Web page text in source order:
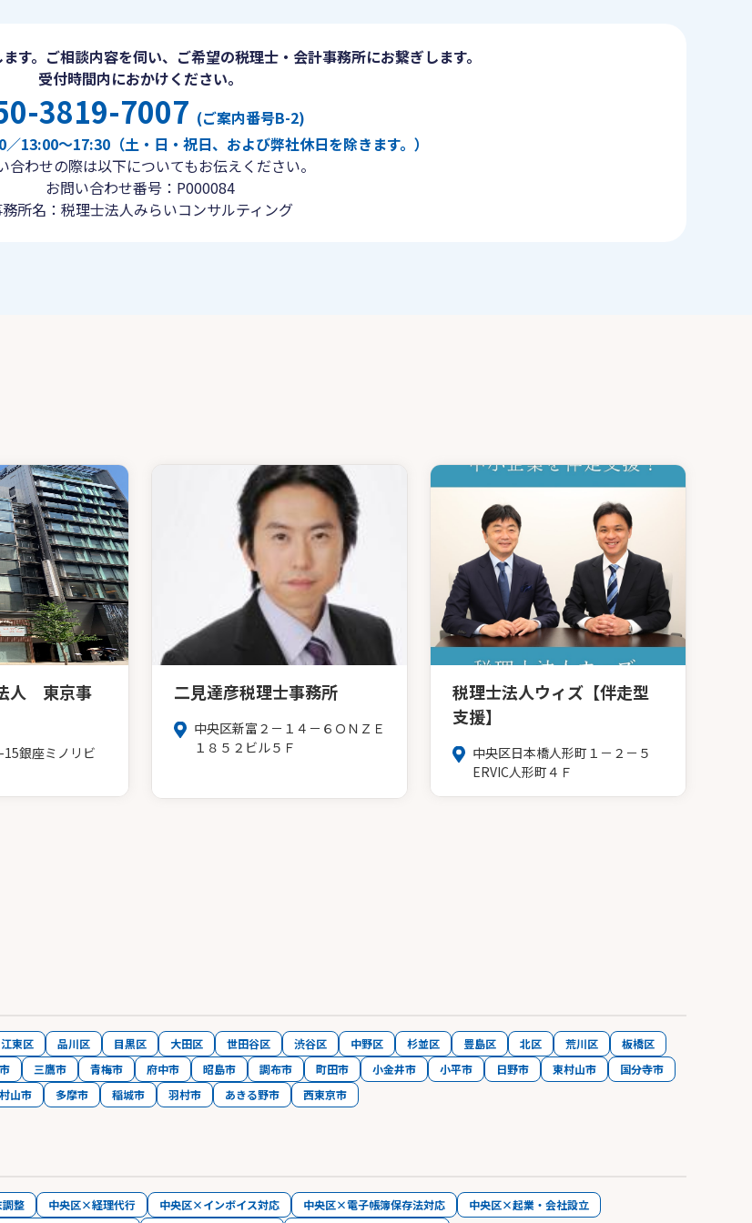
す。ご相談内容を伺い、ご希望の税理士・会計事務所にお繋ぎします。
受付時間内におかけください。
3819-7007 (ご案内番号B-2)
13:00〜17:30（土・日・祝日、および弊社休日を除きます。）
合わせの際は以下についてもお伝えください。
お問い合わせ番号：P000084
所名：税理士法人みらいコンサルティング
人 東京事
銀座ミノリビ
二見達彦税理士事務所
中央区新富２－１４－６ＯＮＺＥ
１８５２ビル５Ｆ
税理士法人ウィズ【伴走型
支援】
中央区日本橋人形町１－２－５
ERVIC人形町４Ｆ
江東区 品川区 目黒区 大田区 世田谷区 渋谷区 中野区 杉並区 豊島区 北区 荒川区
板橋区
三鷹市 青梅市 府中市 昭島市 調布市 町田市 小金井市 小平市 日野市 東村山市
国分寺市
山市 多摩市 稲城市 羽村市 あきる野市 西東京市
整 中央区×経理代行 中央区×インボイス対応 中央区×電子帳簿保存法対応
中央区×起業・会社設立